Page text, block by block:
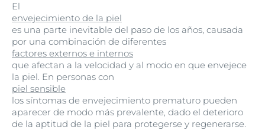
El
envejecimiento de la piel
es una parte inevitable del paso de los años, causada
por una combinación de diferentes
factores externos e internos
que afectan a la velocidad y al modo en que envejece
la piel. En personas con
piel sensible
los síntomas de envejecimiento prematuro pueden
aparecer de modo más prevalente, dado el deterioro
de la aptitud de la piel para protegerse y regenerarse.